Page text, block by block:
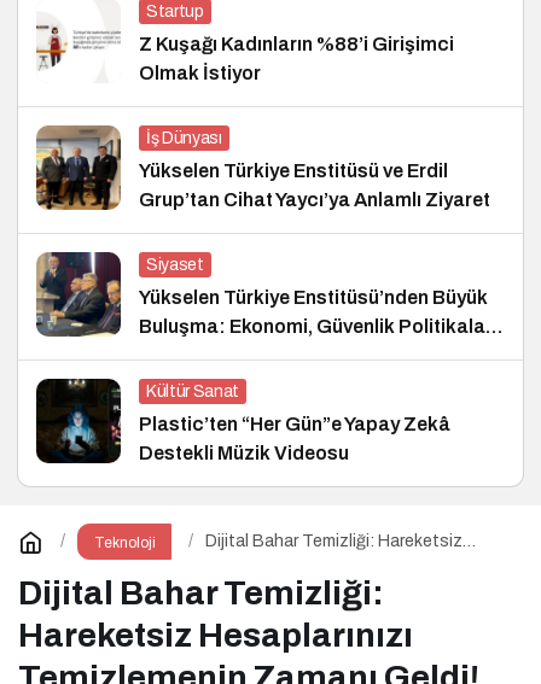
Startup
Z Kuşağı Kadınların %88’i Girişimci
Olmak İstiyor
İş Dünyası
Yükselen Türkiye Enstitüsü ve Erdil
Grup’tan Cihat Yaycı’ya Anlamlı Ziyaret
Siyaset
Yükselen Türkiye Enstitüsü’nden Büyük
Buluşma: Ekonomi, Güvenlik Politikaları
ve Hukuk Konferansı
Kültür Sanat
Plastic’ten “Her Gün”e Yapay Zekâ
Destekli Müzik Videosu
Teknoloji
Dijital Bahar Temizliği: Hareketsiz
Geldi!
Dijital Bahar Temizliği:
Hareketsiz Hesaplarınızı